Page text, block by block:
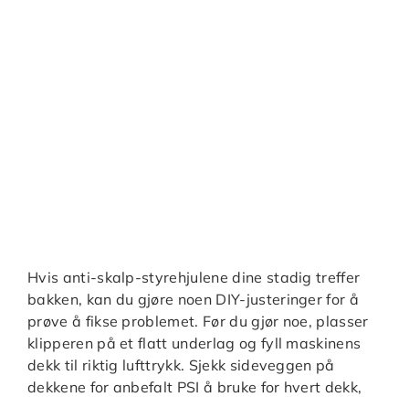
Hvis anti-skalp-styrehjulene dine stadig treffer
bakken, kan du gjøre noen DIY-justeringer for å
prøve å fikse problemet. Før du gjør noe, plasser
klipperen på et flatt underlag og fyll maskinens
dekk til riktig lufttrykk. Sjekk sideveggen på
dekkene for anbefalt PSI å bruke for hvert dekk,